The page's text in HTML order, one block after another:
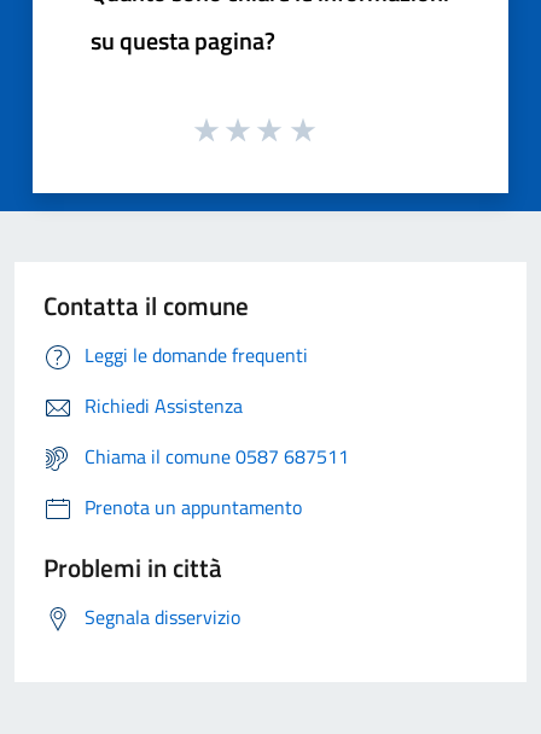
su questa pagina?
Contatta il comune
Leggi le domande frequenti
Richiedi Assistenza
Chiama il comune 0587 687511
Prenota un appuntamento
Problemi in città
Segnala disservizio